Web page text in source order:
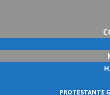
PROTESTANTE